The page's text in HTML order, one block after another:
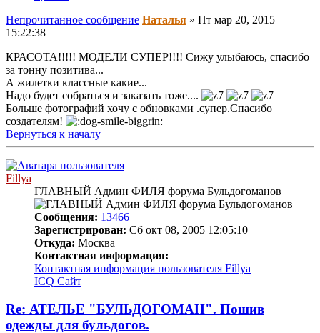
Непрочитанное сообщение Наталья » Пт мар 20, 2015
15:22:38
КРАСОТА!!!!! МОДЕЛИ СУПЕР!!!! Сижу улыбаюсь, спасибо
за тонну позитива...
А жилетки классные какие...
Надо будет собраться и заказать тоже....
Больше фотографий хочу с обновками .супер.Спасибо
создателям!
Вернуться к началу
Fillya
ГЛАВНЫЙ Админ ФИЛЯ форума Бульдогоманов
Сообщения: 13466
Зарегистрирован: Сб окт 08, 2005 12:05:10
Откуда: Москва
Контактная информация:
Контактная информация пользователя Fillya
ICQ Сайт
Re: АТЕЛЬЕ "БУЛЬДОГОМАН". Пошив
одежды для бульдогов.